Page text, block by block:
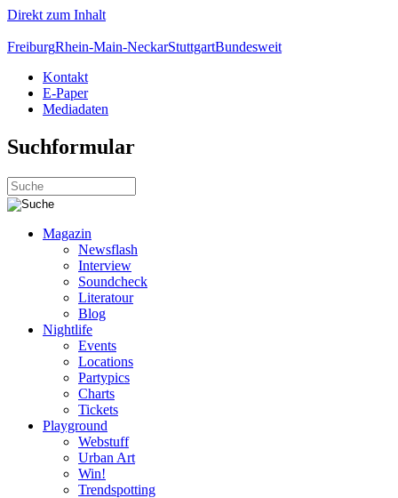
Direkt zum Inhalt
FreiburgRhein-Main-NeckarStuttgartBundesweit
Kontakt
E-Paper
Mediadaten
Suchformular
Magazin
Newsflash
Interview
Soundcheck
Literatour
Blog
Nightlife
Events
Locations
Partypics
Charts
Tickets
Playground
Webstuff
Urban Art
Win!
Trendspotting